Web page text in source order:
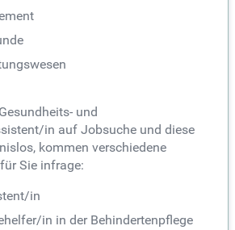
und
in auf Jobsuche und diese
kommen verschiedene
Sie infrage:
in
in in der Behindertenpflege